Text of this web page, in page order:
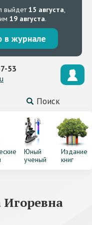
выйдет15 августа,
19 августа.
в журнале
Поиск
53
Юный
ученый
Издание
книг